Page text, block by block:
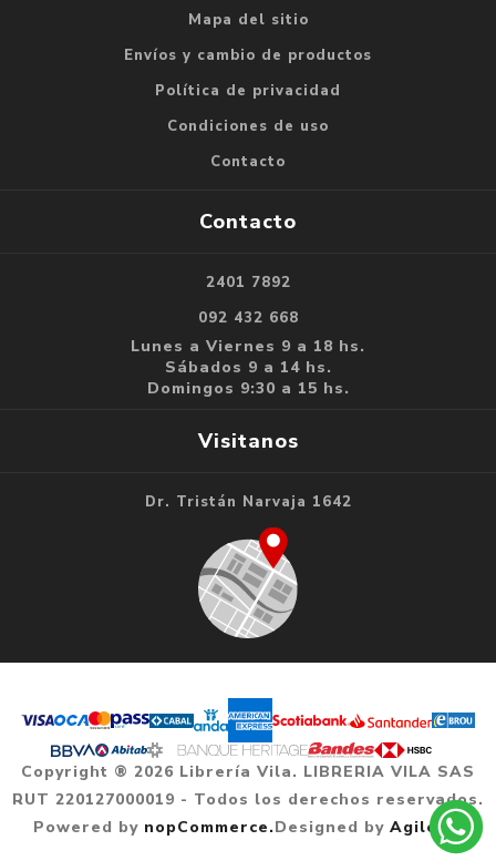
Mapa del sitio
Envíos y cambio de productos
Política de privacidad
Condiciones de uso
Contacto
Contacto
2401 7892
092 432 668
Lunes a Viernes 9 a 18 hs.
Sábados 9 a 14 hs.
Domingos 9:30 a 15 hs.
Visitanos
Dr. Tristán Narvaja 1642
Copyright ® 2026 Librería Vila. LIBRERIA VILA SAS
RUT 220127000019 - Todos los derechos reservados.
Powered by nopCommerce.Designed by Agile.uy